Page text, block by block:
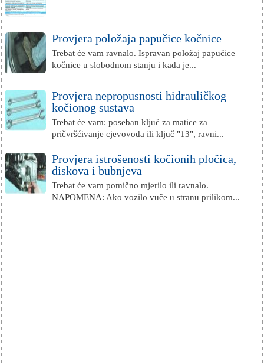
Provjera položaja papučice kočnice
Trebat će vam ravnalo. Ispravan položaj papučice
kočnice u slobodnom stanju i kada je...
Provjera nepropusnosti hidrauličkog
kočionog sustava
Trebat će vam: poseban ključ za matice za
pričvršćivanje cjevovoda ili ključ "13", ravni...
Provjera istrošenosti kočionih pločica,
diskova i bubnjeva
Trebat će vam pomično mjerilo ili ravnalo.
NAPOMENA: Ako vozilo vuče u stranu prilikom...